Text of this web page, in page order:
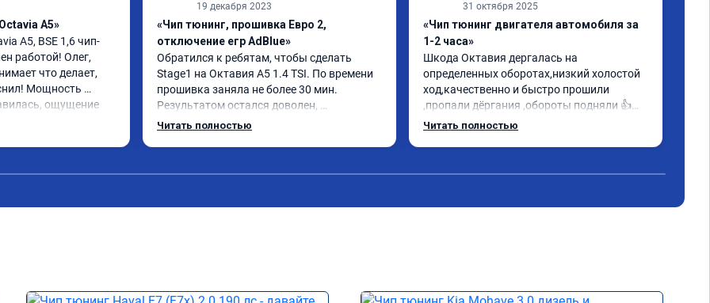
A5»
A5, BSE 1,6 чип-
работой! Олег,
что делает,
Мощность
ощущение
жить на
стала
водителя
при
от 9 до 12. Работы
19 декабря 2023
«Чип тюнинг, прошивка Евро 2,
отключение егр AdBlue»
Обратился к ребятам, чтобы сделать
Stage1 на Октавия А5 1.4 TSI. По времени
прошивка заняла не более 30 мин.
Результатом остался доволен,
автомобиль как будто немного по-другому
Читать полностью
31 октября 2025
«Чип тюнинг двигателя автомобиля за
1-2 часа»
Шкода Октавия дергалась на
определенных оборотах,низкий холостой
ход,качественно и быстро прошили
,пропали дёргания ,обороты подняли 👍
прислали сертификат данной
Читать полностью